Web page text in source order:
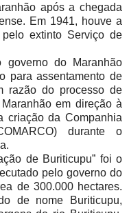
após a chegada
Em 1941, houve a
extinto Serviço de
do Maranhão
para assentamento de
razão do processo de
em direção à
criação da Companhia
durante o
de Buriticupu” foi o
pelo governo do
de 300.000 hectares.
de nome Buriticupu,